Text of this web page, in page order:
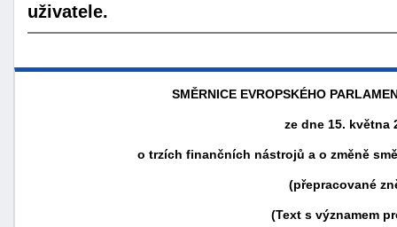
uživatele.
SMĚRNICE EVROPSKÉHO
ze dne 15. května
o trzích finančních nástrojů a o změně
(přepracované
(Text s významem